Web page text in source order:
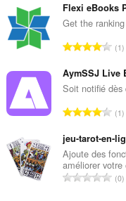
ế
p
h
ạ
n
g
n
g
ố
ế
p
h
ạ
n
g
:
Flexi eBooks
Get the
T
n
g
ố
ế
p
h
ạ
1
AymSSJ Live
Soit notifié dès
T
n
g
s
ố
1
jeu-tarot-en-
Ajoute des
améliorer votre
T0